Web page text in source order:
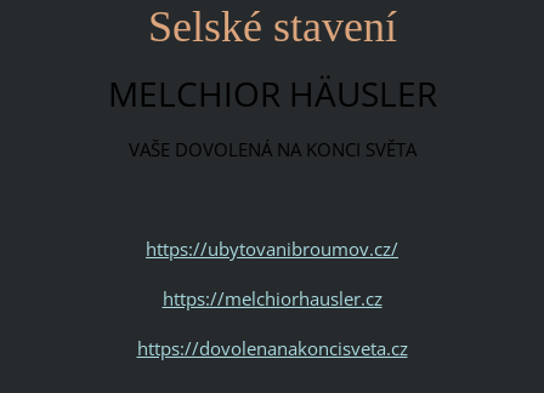
Selské stavení
MELCHIOR HÄUSLER
VAŠE DOVOLENÁ NA KONCI SVĚTA
https://ubytovanibroumov.cz/
https://melchiorhausler.cz
https://dovolenanakoncisveta.cz